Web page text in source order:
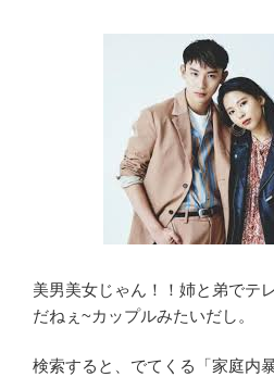
美男美女じゃん！！姉と弟でテ
だねぇ~カップルみたいだし。
検索すると、でてくる「家庭内